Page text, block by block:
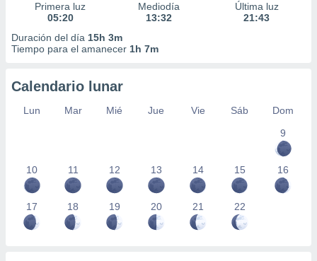
Primera luz
05:20
Mediodía
13:32
Última luz
21:43
Duración del día 15h 3m
Tiempo para el amanecer 1h 7m
Calendario lunar
Lun Mar Mié Jue Vie Sáb
Dom
9
10 11 12 13 14 15 16
17 18 19 20 21 22